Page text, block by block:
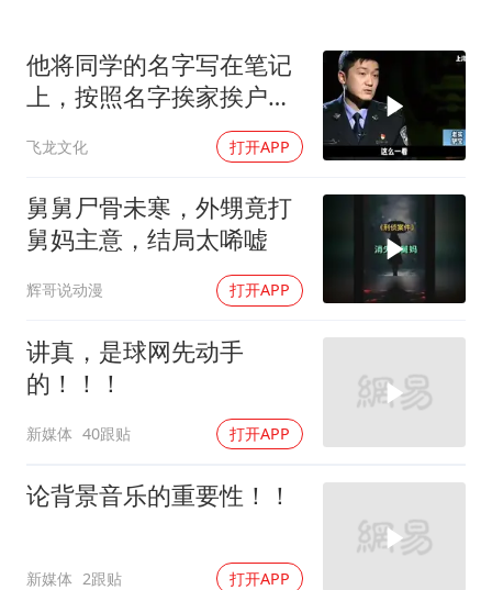
郑丽文：台湾从来没有“独立”过
梁家辉百花奖演讲落泪
WTT瑞典大满贯女单签表出炉
乐享全民健身 共筑健康中国
他将同学的名字写在笔记
上，按照名字挨家挨户去
飞龙文化 打开APP
舅舅尸骨未寒，外甥竟打
舅妈主意，结局太唏嘘
辉哥说动漫 打开APP
讲真，是球网先动手
的！！！
新媒体 40跟贴 打开APP
论背景音乐的重要性！！
新媒体 2跟贴 打开APP